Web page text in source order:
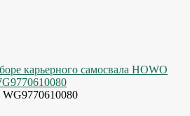
карьерного самосвала HOWO
WG9770610080